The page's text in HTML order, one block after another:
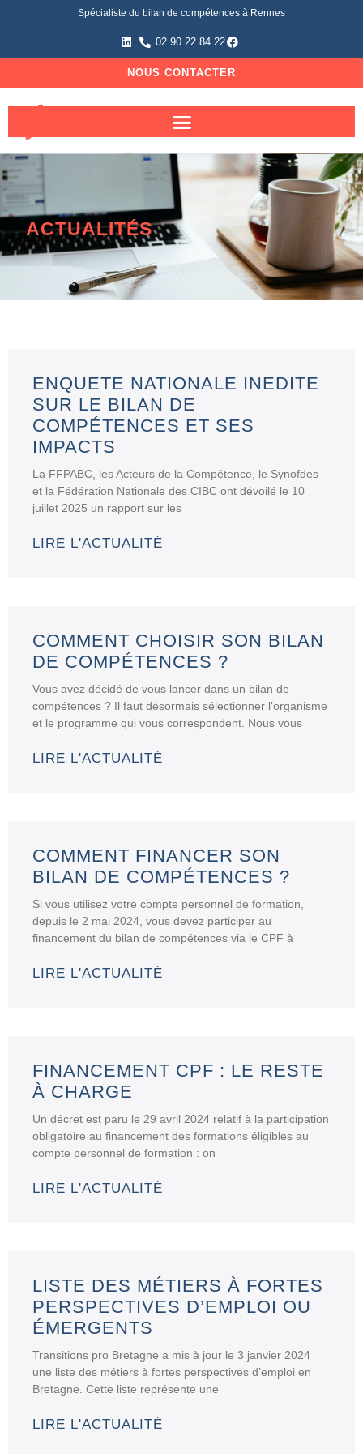
Spécialiste du bilan de compétences à Rennes
02 90 22 84 22
NOUS CONTACTER
ACTUALITÉS
ENQUETE NATIONALE INEDITE
SUR LE BILAN DE
COMPÉTENCES ET SES
IMPACTS
La FFPABC, les Acteurs de la Compétence, le Synofdes
et la Fédération Nationale des CIBC ont dévoilé le 10
juillet 2025 un rapport sur les
LIRE L'ACTUALITÉ
COMMENT CHOISIR SON BILAN
DE COMPÉTENCES ?
Vous avez décidé de vous lancer dans un bilan de
compétences ? Il faut désormais sélectionner l’organisme
et le programme qui vous correspondent. Nous vous
LIRE L'ACTUALITÉ
COMMENT FINANCER SON
BILAN DE COMPÉTENCES ?
Si vous utilisez votre compte personnel de formation,
depuis le 2 mai 2024, vous devez participer au
financement du bilan de compétences via le CPF à
LIRE L'ACTUALITÉ
FINANCEMENT CPF : LE RESTE
À CHARGE
Un décret est paru le 29 avril 2024 relatif à la participation
obligatoire au financement des formations éligibles au
compte personnel de formation : on
LIRE L'ACTUALITÉ
LISTE DES MÉTIERS À FORTES
PERSPECTIVES D’EMPLOI OU
ÉMERGENTS
Transitions pro Bretagne a mis à jour le 3 janvier 2024
une liste des métiers à fortes perspectives d’emploi en
Bretagne. Cette liste représente une
LIRE L'ACTUALITÉ